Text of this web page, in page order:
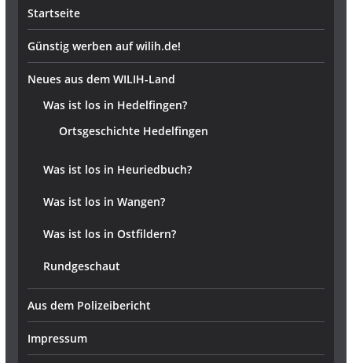
Startseite
Günstig werben auf wilih.de!
Neues aus dem WILIH-Land
Was ist los in Hedelfingen?
Ortsgeschichte Hedelfingen
Was ist los in Heuriedbuch?
Was ist los in Wangen?
Was ist los in Ostfildern?
Rundgeschaut
Aus dem Polizeibericht
Impressum